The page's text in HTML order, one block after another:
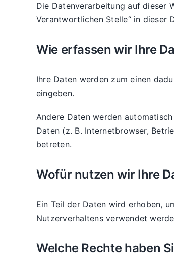
Die Datenverarbeitung auf dieser
Verantwortlichen Stelle“ in dieser
Wie erfassen wir Ihre
Ihre Daten werden zum einen
eingeben.
Andere Daten werden
Daten (z. B. Internetbrowser,
betreten.
Wofür nutzen wir Ihre
Ein Teil der Daten wird erhoben,
Nutzerverhaltens verwendet
Welche Rechte haben